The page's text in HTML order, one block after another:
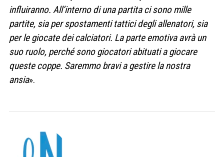
influiranno. All’interno di una partita ci sono mille
partite, sia per spostamenti tattici degli allenatori, sia
per le giocate dei calciatori. La parte emotiva avrà un
suo ruolo, perché sono giocatori abituati a giocare
queste coppe. Saremmo bravi a gestire la nostra
ansia».